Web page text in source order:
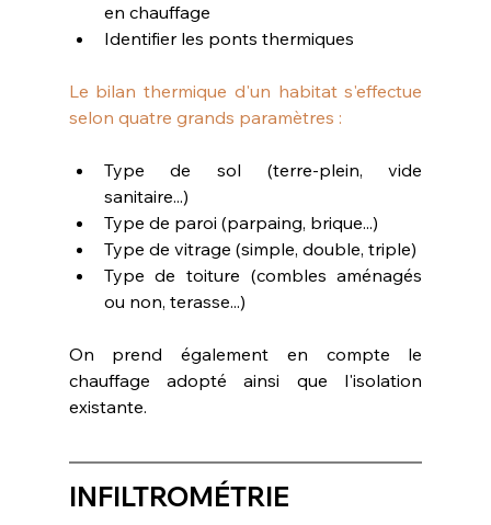
en chauffage
Identifier les ponts thermiques
Le bilan thermique d'un habitat s'effectue
selon quatre grands paramètres :
Type de sol (terre-plein, vide
sanitaire...)
Type de paroi (parpaing, brique...)
Type de vitrage (simple, double, triple)
Type de toiture (combles aménagés
ou non, terasse...)
On prend également en compte le
chauffage adopté ainsi que l'isolation
existante.
INFILTROMÉTRIE